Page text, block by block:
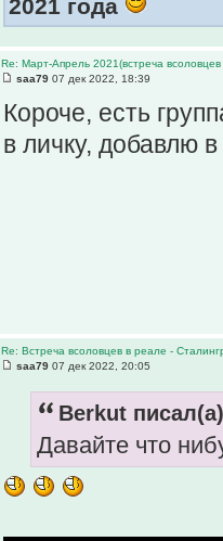
2021 года
Re: Март-Апрель 2021(встреча
saa79 07 дек 2022, 18:39
Короче, есть
в личку, добавлю в
Re: Встреча всоловцев в реале -
saa79 07 дек 2022, 20:05
Berkut
Давайте что